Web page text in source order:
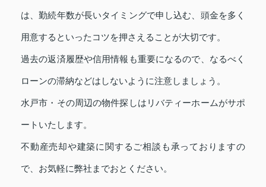
は、勤続年数が長いタイミングで申し込む、頭金を多く
用意するといったコツを押さえることが大切です。
過去の返済履歴や信用情報も重要になるので、なるべく
ローンの滞納などはしないように注意しましょう。
水戸市・その周辺の物件探しはリバティーホームがサポ
ートいたします。
不動産売却や建築に関するご相談も承っておりますの
で、お気軽に弊社までおとください。